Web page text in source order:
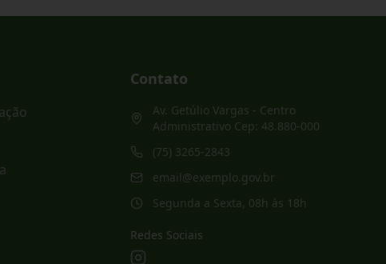
Contato
Av. Getúlio Vargas - Centro
Administrativo Cep: 48.880-000
(75) 3265-2843
email@exemplo.gov.br
Segunda a Sexta, 08h às 18h
Redes Sociais